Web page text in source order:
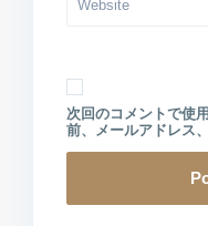
次回のコメントで使
前、メールアドレス